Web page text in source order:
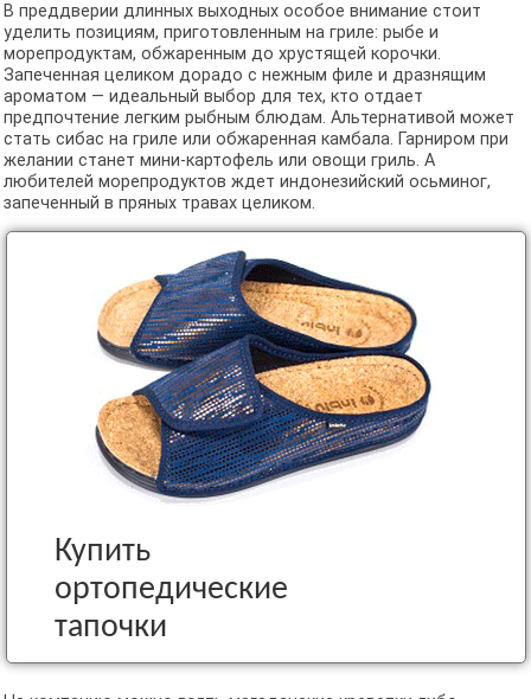
В преддверии длинных выходных особое внимание стоит
уделить позициям, приготовленным на гриле: рыбе и
морепродуктам, обжаренным до хрустящей корочки.
Запеченная целиком дорадо с нежным филе и дразнящим
ароматом — идеальный выбор для тех, кто отдает
предпочтение легким рыбным блюдам. Альтернативой может
стать сибас на гриле или обжаренная камбала. Гарниром при
желании станет мини-картофель или овощи гриль. А
любителей морепродуктов ждет индонезийский осьминог,
запеченный в пряных травах целиком.
Купить
ортопедические
тапочки